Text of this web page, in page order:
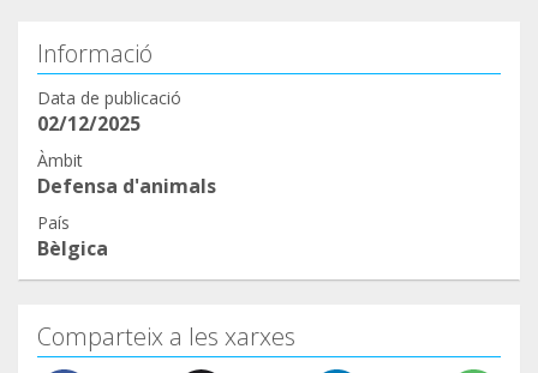
Informació
Data de publicació
02/12/2025
Àmbit
Defensa d'animals
País
Bèlgica
Comparteix a les xarxes